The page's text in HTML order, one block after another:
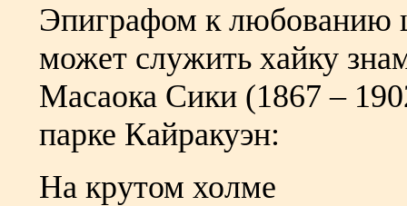
Эпиграфом к любованию
может служить хайку
Масаока Сики (1867 –
парке Кайракуэн:
На крутом холме